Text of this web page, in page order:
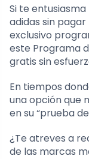
Si te
adidas sin
exclusivo
este Programa
gratis sin
En tiempos
una opción que
en su “prueba
¿Te atreves a
de las marcas